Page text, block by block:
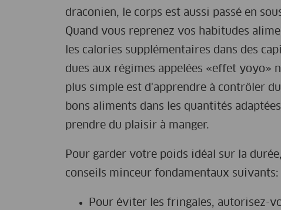
draconien, le corps est aussi passé en
Quand vous reprenez vos habitudes
les calories supplémentaires dans des
dues aux régimes appelées «effet yoyo»
plus simple est d'apprendre à contrôler
bons aliments dans les quantités
prendre du plaisir à manger.
Pour garder votre poids idéal sur la
conseils minceur fondamentaux suivants:
Pour éviter les fringales, autorisez-